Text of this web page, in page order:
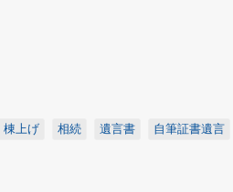
棟上げ 相続 遺言書 自筆証書遺言